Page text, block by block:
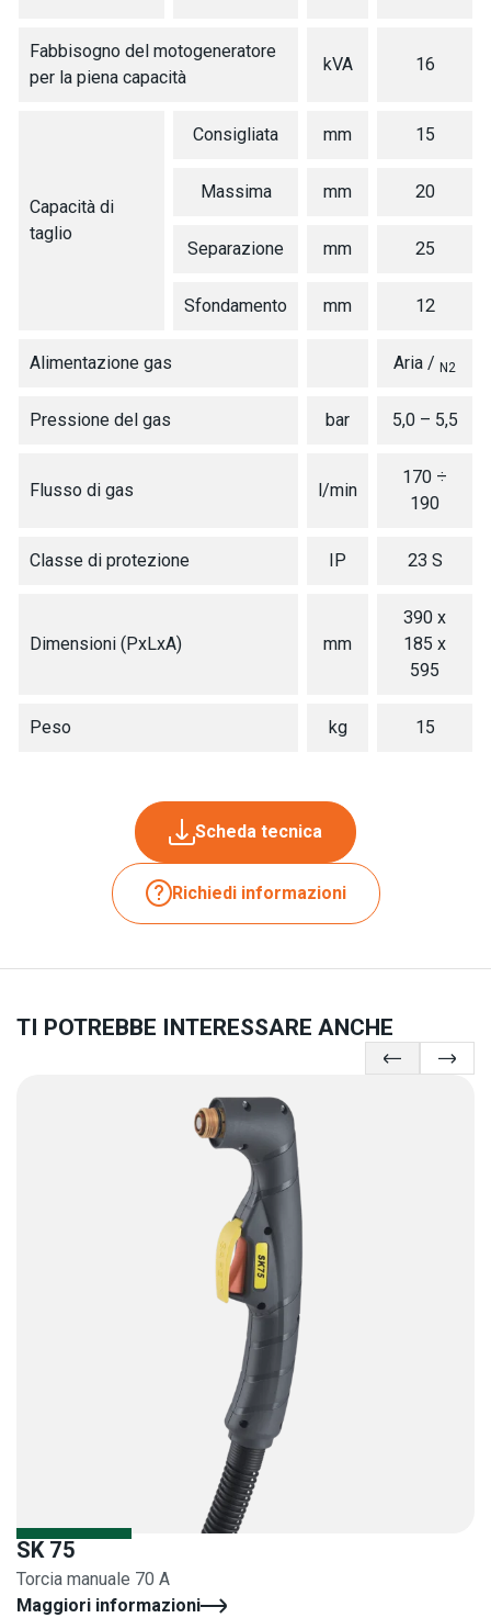
Fabbisogno del motogeneratore
per la piena capacità
kVA 16
Capacità di
taglio
Consigliata mm 15
Massima mm 20
Separazione mm 25
Sfondamento mm 12
Alimentazione gas Aria / N2
Pressione del gas bar 5,0 – 5,5
Flusso di gas l/min
170 ÷
190
Classe di protezione IP 23 S
Dimensioni (PxLxA) mm
390 x
185 x
595
Peso kg 15
Scheda tecnica
Richiedi informazioni
TI POTREBBE INTERESSARE ANCHE
SK 75
Torcia manuale 70 A
Maggiori informazioni